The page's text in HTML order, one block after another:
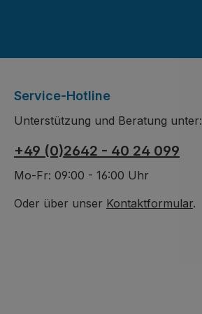
Service-Hotline
Unterstützung und Beratung unter:
+49 (0)2642 - 40 24 099
Mo-Fr: 09:00 - 16:00 Uhr
Oder über unser Kontaktformular.